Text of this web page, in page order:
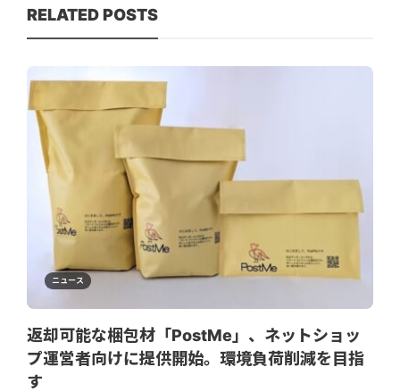
RELATED POSTS
ニュース
返却可能な梱包材「PostMe」、ネットショッ
プ運営者向けに提供開始。環境負荷削減を目指
す